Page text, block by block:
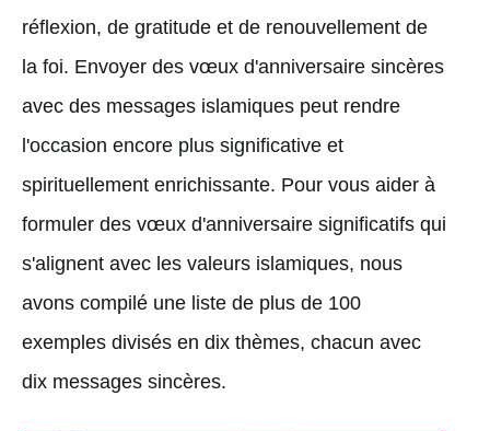
réflexion, de gratitude et de renouvellement de
la foi. Envoyer des vœux d'anniversaire sincères
avec des messages islamiques peut rendre
l'occasion encore plus significative et
spirituellement enrichissante. Pour vous aider à
formuler des vœux d'anniversaire significatifs qui
s'alignent avec les valeurs islamiques, nous
avons compilé une liste de plus de 100
exemples divisés en dix thèmes, chacun avec
dix messages sincères.